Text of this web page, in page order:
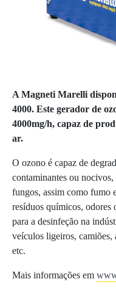
A Magneti Marelli
4000. Este gerador de
4000mg/h, capaz de
ar.
O ozono é capaz de
contaminantes ou
fungos, assim como fumo
resíduos químicos, odores
para a desinfeção na
veículos ligeiros, camiões,
etc.
Mais informações em